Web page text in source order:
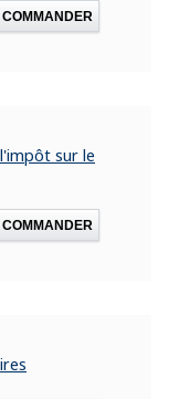
COMMANDER
sur le
COMMANDER